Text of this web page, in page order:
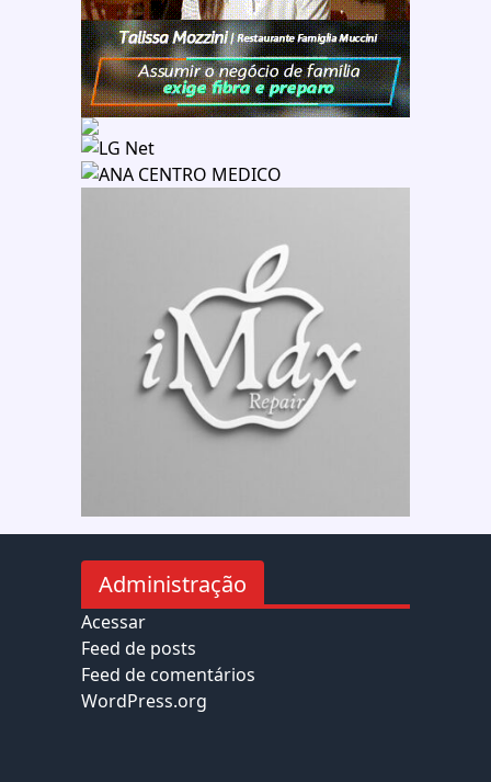
Administração
Acessar
Feed de posts
Feed de comentários
WordPress.org